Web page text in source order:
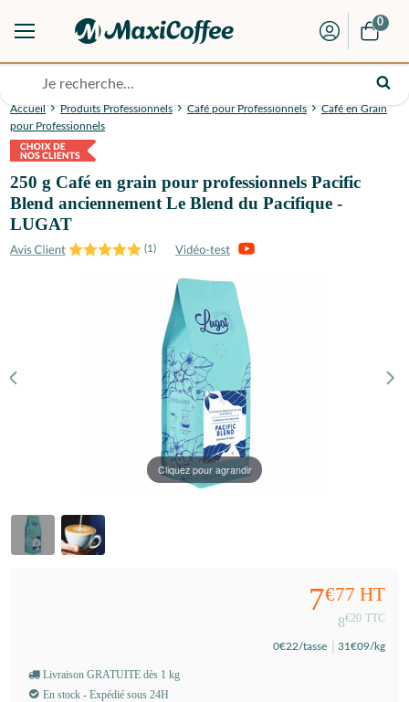
0
Accueil Produits Professionnels Café pour Professionnels
Café en Grain
pour Professionnels
250 g Café en grain pour professionnels Pacific
Blend anciennement Le Blend du Pacifique -
LUGAT
(1 )
Cliquez pour agrandir
7€77 HT
8€20 TTC
0€22/tasse 31 €09/kg
Livraison GRATUITE dès 1 kg
En stock - Expédié sous 24H